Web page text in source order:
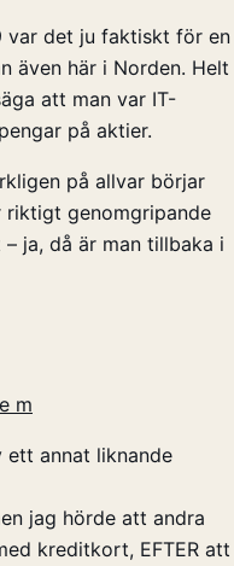
var det ju faktiskt för en
även här i Norden. Helt
att man var IT-
på aktier.
på allvar börjar
genomgripande
ja, då är man tillbaka i
m
annat liknande
jag hörde att andra
kreditkort, EFTER att